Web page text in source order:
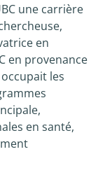
une carrière
en
en provenance
les
en santé,